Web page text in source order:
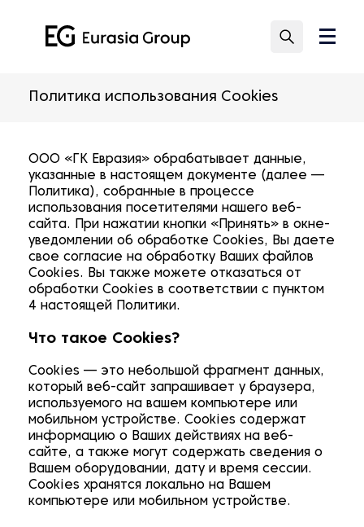
Политика использования Cookies
ООО «ГК Евразия» обрабатывает данные,
указанные в настоящем документе (далее —
Политика), собранные в процессе
использования посетителями нашего веб-
сайта. При нажатии кнопки «Принять» в окне-
уведомлении об обработке Cookies, Вы даете
свое согласие на обработку Ваших файлов
Cookies. Вы также можете отказаться от
обработки Cookies в соответствии с пунктом
4 настоящей Политики.
Что такое Cookies?
Cookies — это небольшой фрагмент данных,
который веб-сайт запрашивает у браузера,
используемого на вашем компьютере или
мобильном устройстве. Cookies содержат
информацию о Ваших действиях на веб-
сайте, а также могут содержать сведения о
Вашем оборудовании, дату и время сессии.
Cookies хранятся локально на Вашем
компьютере или мобильном устройстве.